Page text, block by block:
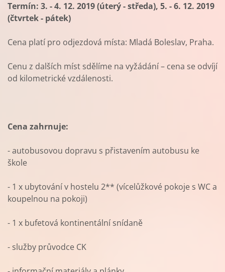
Termín: 3. - 4. 12. 2019 (úterý - středa), 5. - 6. 12. 2019
(čtvrtek - pátek)
Cena platí pro odjezdová místa: Mladá Boleslav, Praha.
Cenu z dalších míst sdělíme na vyžádání – cena se odvíjí
od kilometrické vzdálenosti.
Cena zahrnuje:
- autobusovou dopravu s přistavením autobusu ke
škole
- 1 x ubytování v hostelu 2** (vícelůžkové pokoje s WC a
koupelnou na pokoji)
- 1 x bufetová kontinentální snídaně
- služby průvodce CK